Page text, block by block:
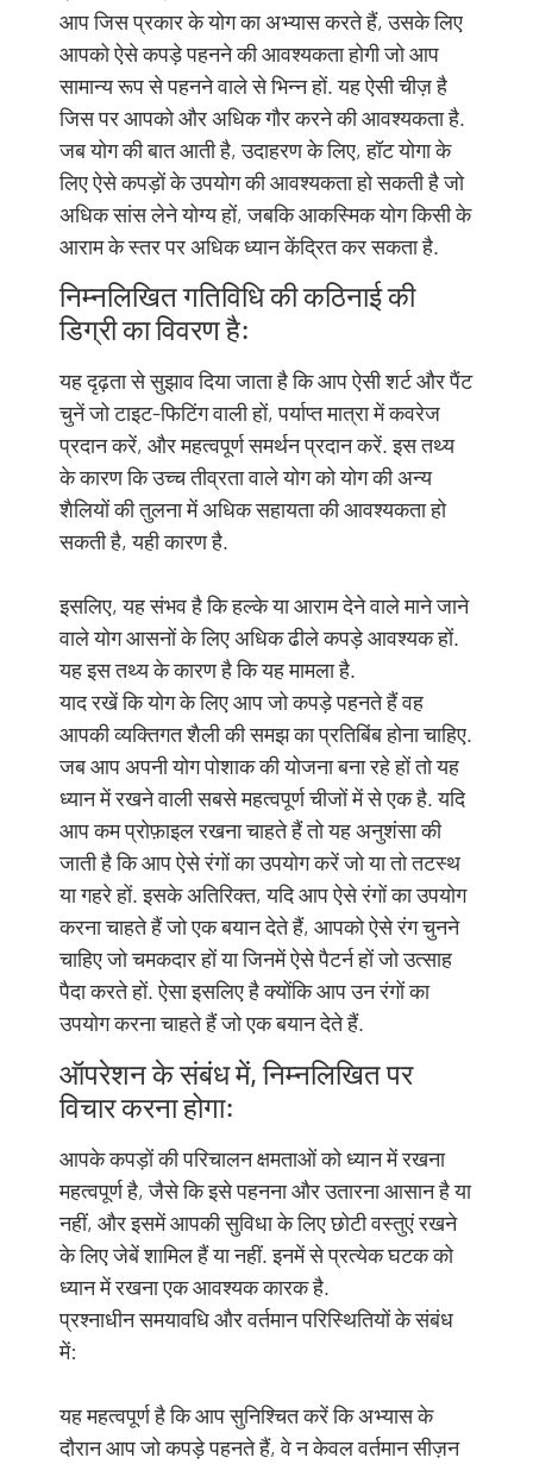
आप जिस प्रकार के योग का अभ्यास करते हैं, उसके लिए
आपको ऐसे कपड़े पहनने की आवश्यकता होगी जो आप
सामान्य रूप से पहनने वाले से भिन्न हों. यह ऐसी चीज़ है
जिस पर आपको और अधिक गौर करने की आवश्यकता है.
जब योग की बात आती है, उदाहरण के लिए, हॉट योगा के
लिए ऐसे कपड़ों के उपयोग की आवश्यकता हो सकती है जो
अधिक सांस लेने योग्य हों, जबकि आकस्मिक योग किसी के
आराम के स्तर पर अधिक ध्यान केंद्रित कर सकता है.
निम्नलिखित गतिविधि की कठिनाई की
डिग्री का विवरण है:
यह दृढ़ता से सुझाव दिया जाता है कि आप ऐसी शर्ट और पैंट
चुनें जो टाइट-फिटिंग वाली हों, पर्याप्त मात्रा में कवरेज
प्रदान करें, और महत्वपूर्ण समर्थन प्रदान करें. इस तथ्य
के कारण कि उच्च तीव्रता वाले योग को योग की अन्य
शैलियों की तुलना में अधिक सहायता की आवश्यकता हो
सकती है, यही कारण है.
इसलिए, यह संभव है कि हल्के या आराम देने वाले माने जाने
वाले योग आसनों के लिए अधिक ढीले कपड़े आवश्यक हों.
यह इस तथ्य के कारण है कि यह मामला है.
याद रखें कि योग के लिए आप जो कपड़े पहनते हैं वह
आपकी व्यक्तिगत शैली की समझ का प्रतिबिंब होना चाहिए.
जब आप अपनी योग पोशाक की योजना बना रहे हों तो यह
ध्यान में रखने वाली सबसे महत्वपूर्ण चीजों में से एक है. यदि
आप कम प्रोफ़ाइल रखना चाहते हैं तो यह अनुशंसा की
जाती है कि आप ऐसे रंगों का उपयोग करें जो या तो तटस्थ
या गहरे हों. इसके अतिरिक्त, यदि आप ऐसे रंगों का उपयोग
करना चाहते हैं जो एक बयान देते हैं, आपको ऐसे रंग चुनने
चाहिए जो चमकदार हों या जिनमें ऐसे पैटर्न हों जो उत्साह
पैदा करते हों. ऐसा इसलिए है क्योंकि आप उन रंगों का
उपयोग करना चाहते हैं जो एक बयान देते हैं.
ऑपरेशन के संबंध में, निम्नलिखित पर
विचार करना होगा:
आपके कपड़ों की परिचालन क्षमताओं को ध्यान में रखना
महत्वपूर्ण है, जैसे कि इसे पहनना और उतारना आसान है या
नहीं, और इसमें आपकी सुविधा के लिए छोटी वस्तुएं रखने
के लिए जेबें शामिल हैं या नहीं. इनमें से प्रत्येक घटक को
ध्यान में रखना एक आवश्यक कारक है.
प्रश्नाधीन समयावधि और वर्तमान परिस्थितियों के संबंध
में:
यह महत्वपूर्ण है कि आप सुनिश्चित करें कि अभ्यास के
दौरान आप जो कपड़े पहनते हैं, वे न केवल वर्तमान सीज़न